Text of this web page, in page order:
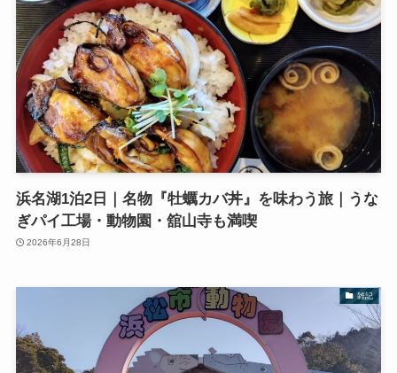
浜名湖1泊2日｜名物『牡蠣カバ丼』を味わう旅｜うな
ぎパイ工場・動物園・舘山寺も満喫
2026年6月28日
雑記